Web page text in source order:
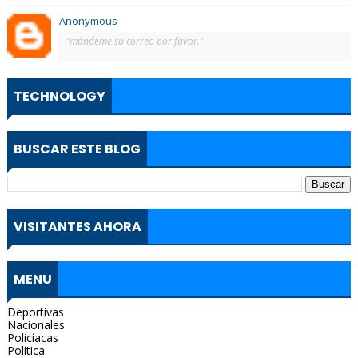
Anonymous
"màndeme su correo por favor."
TECHNOLOGY
BUSCAR ESTE BLOG
VISITANTES AHORA
MENU
Deportivas
Nacionales
Policíacas
Política